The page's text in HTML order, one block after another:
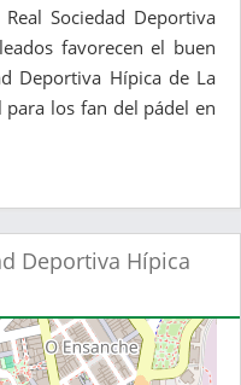
Sociedad Deportiva
favorecen el buen
Deportiva Hípica de La
los fan del pádel en
Deportiva Hípica